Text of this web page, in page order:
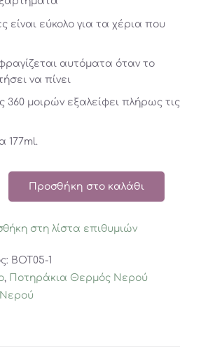
είναι εύκολο για τα χέρια που
αυτόματα όταν το
να πίνει
360 μοιρών εξαλείφει πλήρως τις
177ml.
Προσθήκη στο καλάθι
στη λίστα επιθυμιών
BOT05-1
,
Ποτηράκια Θερμός Νερού
Νερού